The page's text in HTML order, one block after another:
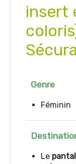
insert
Genre
Féminin
Le